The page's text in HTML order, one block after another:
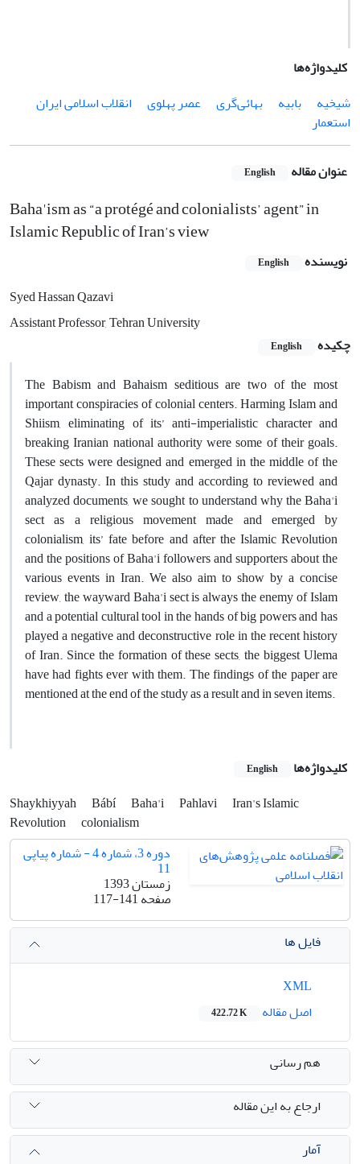
کلیدواژه‌ها
شیخیه
بابیه بهائی‌گری عصر پهلوی
انقلاب اسلامی ایران
استعمار
عنوان مقاله English
Baha'ism as “a protégé and colonialists’ agent” in
Islamic Republic of Iran’s view
نویسنده English
Syed Hassan Qazavi
Assistant Professor, Tehran University
چکیده
English
The Babism and Bahaism seditious are two of the most
important conspiracies of colonial centers. Harming Islam and
Shiism, eliminating of its’ anti-imperialistic character and
breaking Iranian national authority were some of their goals.
These sects were designed and emerged in the middle of the
Qajar dynasty. In this study and according to reviewed and
analyzed documents, we sought to understand why the Baha'i
sect as a religious movement made and emerged by
colonialism, its’ fate before and after the Islamic Revolution
and the positions of Baha'i followers and supporters about the
various events in Iran. We also aim to show by a concise
review, the wayward Baha'i sect is always the enemy of Islam
and a potential cultural tool in the hands of big powers and has
played a negative and deconstructive role in the recent history
of Iran. Since the formation of these sects, the biggest Ulema
have had fights ever with them. The findings of the paper are
mentioned at the end of the study as a result and in seven items.
کلیدواژه‌ها English
Shaykhiyyah Bábí Baha'i Pahlavi
Iran's Islamic
Revolution
colonialism
دوره 3، شماره 4 - شماره پیاپی
11
زمستان 1393
صفحه117-141
فایل ها
اصل مقاله
422.72 K
هم رسانی
ارجاع به این مقاله
آمار